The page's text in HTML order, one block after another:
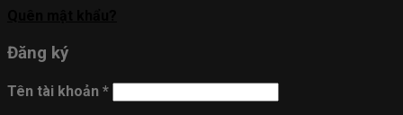
Đăng ký
Tên tài khoản *